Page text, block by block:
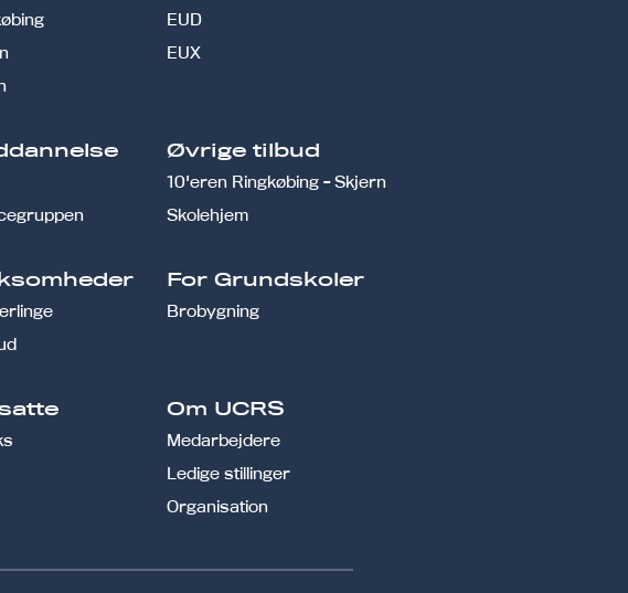
EUD
EUX
Øvrige tilbud
10'eren Ringkøbing - Skjern
Skolehjem
For Grundskoler
Brobygning
Om UCRS
Medarbejdere
Ledige stillinger
Organisation